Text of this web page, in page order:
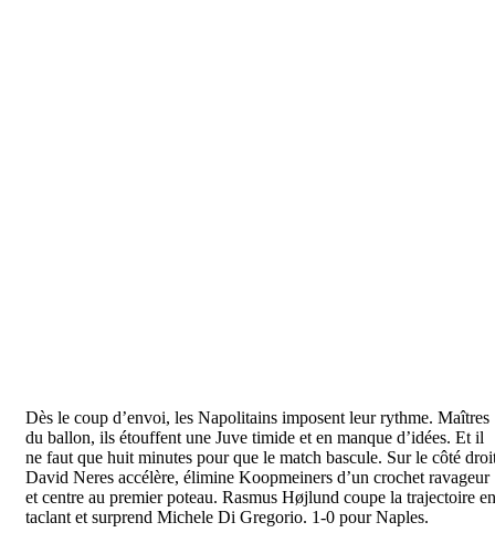
Dès le coup d’envoi, les Napolitains imposent leur rythme. Maîtres
du ballon, ils étouffent une Juve timide et en manque d’idées. Et il
ne faut que huit minutes pour que le match bascule. Sur le côté
David Neres accélère, élimine Koopmeiners d’un crochet ravageur
et centre au premier poteau. Rasmus Højlund coupe la trajectoire en
taclant et surprend Michele Di Gregorio. 1-0 pour Naples.